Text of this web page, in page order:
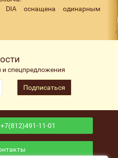
DIA оснащена одинарным
и спецпредложения
Подписаться
11-01